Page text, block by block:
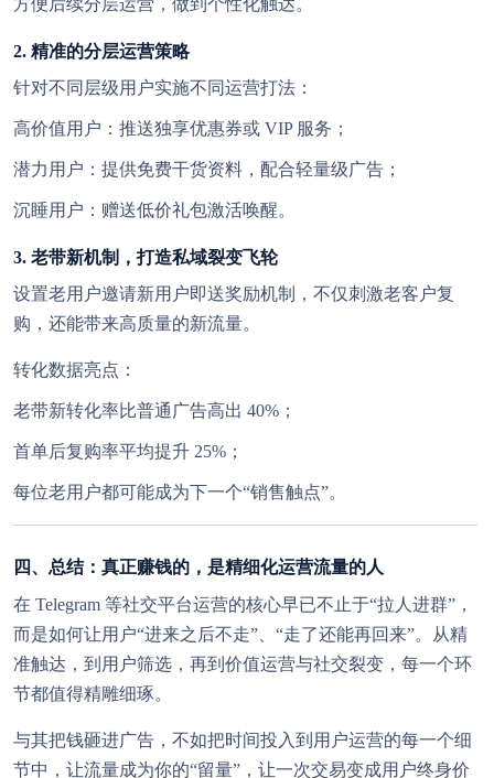
方便后续分层运营，做到个性化触达。
2. 精准的分层运营策略
针对不同层级用户实施不同运营打法：
高价值用户 ：推送独享优惠券或 VIP 服务；
潜力用户 ：提供免费干货资料，配合轻量级广告；
沉睡用户 ：赠送低价礼包激活唤醒。
3. 老带新机制，打造私域裂变飞轮
设置老用户邀请新用户即送奖励机制，不仅刺激老客户复
购，还能带来高质量的新流量。
转化数据亮点：
老带新转化率比普通广告高出 40%；
首单后复购率平均提升 25%；
每位老用户都可能成为下一个“销售触点”。
四、总结：真正赚钱的，是精细化运营流量的人
在 Telegram 等社交平台运营的核心早已不止于“拉人进群”，
而是如何让用户“进来之后不走”、“走了还能再回来”。从精
准触达，到用户筛选，再到价值运营与社交裂变，每一个环
节都值得精雕细琢。
与其把钱砸进广告，不如把时间投入到用户运营的每一个细
节中，让流量成为你的“留量”，让一次交易变成用户终身价
欢迎使用 KT智能拓客翻译（控
天智能拓客）
! 官网
注意：官方最新尝鲜版安装包版本号为 3.5.1（大
111.54M）若安装包大小与对应版本大小不符，则极
有可能为病毒版本。一定要在官方渠道中下
开通团队后台